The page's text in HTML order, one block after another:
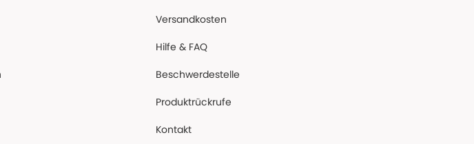
Versandkosten
Hilfe & FAQ
Beschwerdestelle
Produktrückrufe
Kontakt